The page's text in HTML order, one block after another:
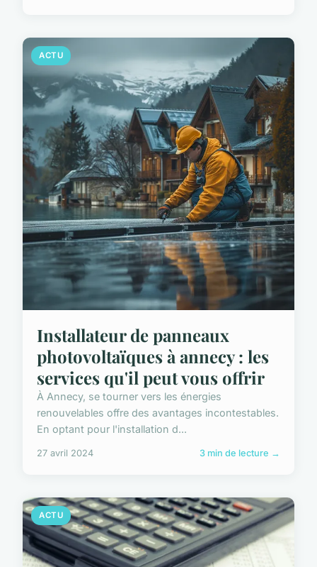
ACTU
Installateur de panneaux
photovoltaïques à annecy : les
services qu'il peut vous offrir
À Annecy, se tourner vers les énergies
renouvelables offre des avantages incontestables.
En optant pour l'installation d...
27 avril 2024 3 min de lecture →
ACTU